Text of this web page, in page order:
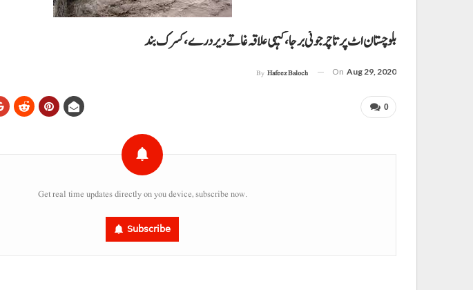
بلوچستان اٹ پرتا چرجوئی برجا، کیہی علاقہ غاتے دیر درے، کسرک بند
By Hafeez Baloch On Aug 29, 2020
0
Get real time updates directly on you device, subscribe now.
Subscribe